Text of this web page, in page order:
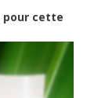
pour cette